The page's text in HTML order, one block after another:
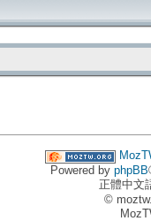
Powered by phpBB
正體中文
©